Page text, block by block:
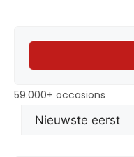
59.000+ occasions
Merk
59.000+ occasions